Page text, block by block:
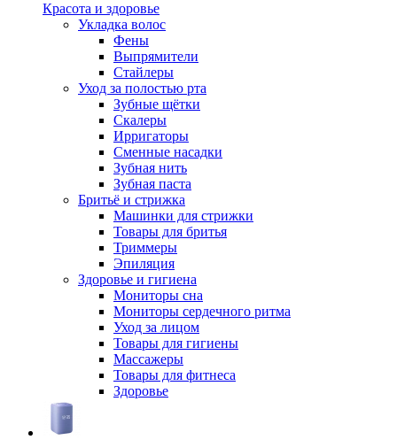
Красота и здоровье
Укладка волос
Фены
Выпрямители
Стайлеры
Уход за полостью рта
Зубные щётки
Скалеры
Ирригаторы
Сменные насадки
Зубная нить
Зубная паста
Бритьё и стрижка
Машинки для стрижки
Товары для бритья
Триммеры
Эпиляция
Здоровье и гигиена
Мониторы сна
Мониторы сердечного ритма
Уход за лицом
Товары для гигиены
Массажеры
Товары для фитнеса
Здоровье